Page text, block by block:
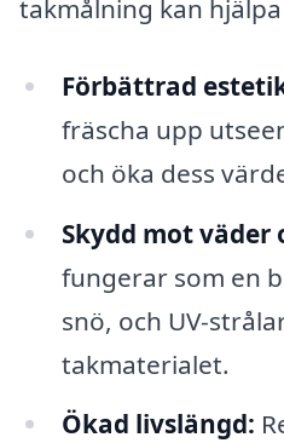
takmålning kan
Förbättrad
fräscha upp
och öka dess
Skydd mot väder
fungerar som en
snö, och UV-
takmaterialet.
Ökad livslängd: